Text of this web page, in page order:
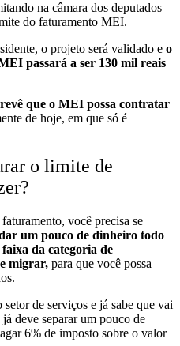
na câmara dos deputados
do faturamento MEI.
o projeto será validado e o
passará a ser 130 mil reais
que o MEI possa contratar
de hoje, em que só é
o limite de
você precisa se
um pouco de dinheiro todo
da categoria de
migrar, para que você possa
de serviços e já sabe que vai
deve separar um pouco de
6% de imposto sobre o valor